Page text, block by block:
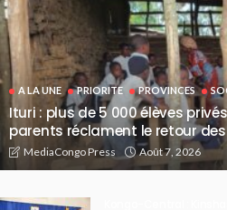
A LA UNE PRIORITE PROVINCES
Ituri : plus de 5 000 élèves
parents réclament le retour
MediaCongo Press Août 7, 2026